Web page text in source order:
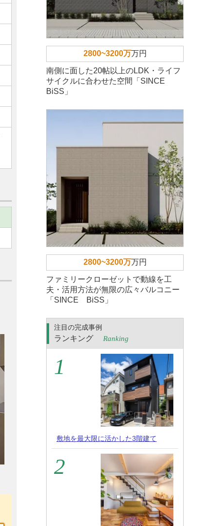
2800~3200万万円
南側に面した20帖以上のLDK・ライフ
サイクルに合わせた空間「SINCE
BiSS」
2800~3200万万円
ファミリークローゼットで動線を工
夫・活用方法が無限の広々バルコニー
「SINCE BiSS」
注目の完成事例
ランキング Ranking
敷地を最大限に活かした3階建て